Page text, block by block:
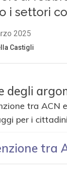
degli
tra ACN
per i
tra